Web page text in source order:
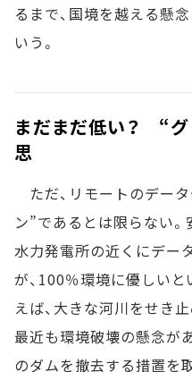
るまで、国境を越える懸
いう。
まだまだ低い？ “
思
ただ、リモートのデー
ン”であるとは限らない
水力発電所の近くにデー
が、100％環境に優しい
えば、大きな河川をせき
最近も環境破壊の懸念が
のダムを撤去する措置を